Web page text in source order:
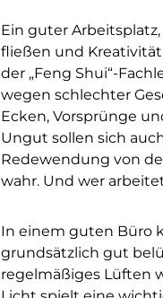
Ein guter
fließen und
der „Feng Shui“-
wegen schlechter
Ecken, Vorsprünge
Ungut sollen sich
Redewendung von
wahr. Und wer
In einem guten Büro
grundsätzlich gut
regelmäßiges Lüften